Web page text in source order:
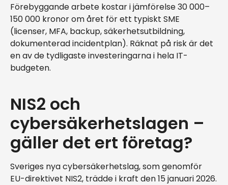
Förebyggande arbete kostar i jämförelse 30 000–
150 000 kronor om året för ett typiskt SME
(licenser, MFA, backup, säkerhetsutbildning,
dokumenterad incidentplan). Räknat på risk är det
en av de tydligaste investeringarna i hela IT-
budgeten.
NIS2 och
cybersäkerhetslagen –
gäller det ert företag?
Sveriges nya cybersäkerhetslag, som genomför
EU-direktivet NIS2, trädde i kraft den 15 januari 2026.